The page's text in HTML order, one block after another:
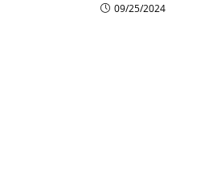
09/25/2024